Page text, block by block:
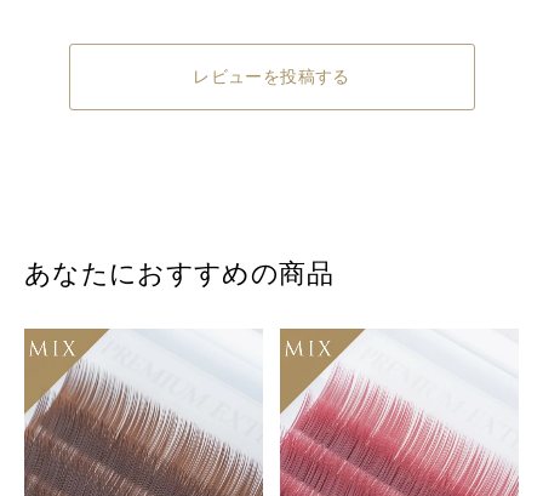
レビューを投稿する
あなたにおすすめの商品